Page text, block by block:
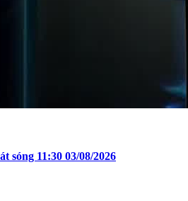
sóng 11:30 03/08/2026